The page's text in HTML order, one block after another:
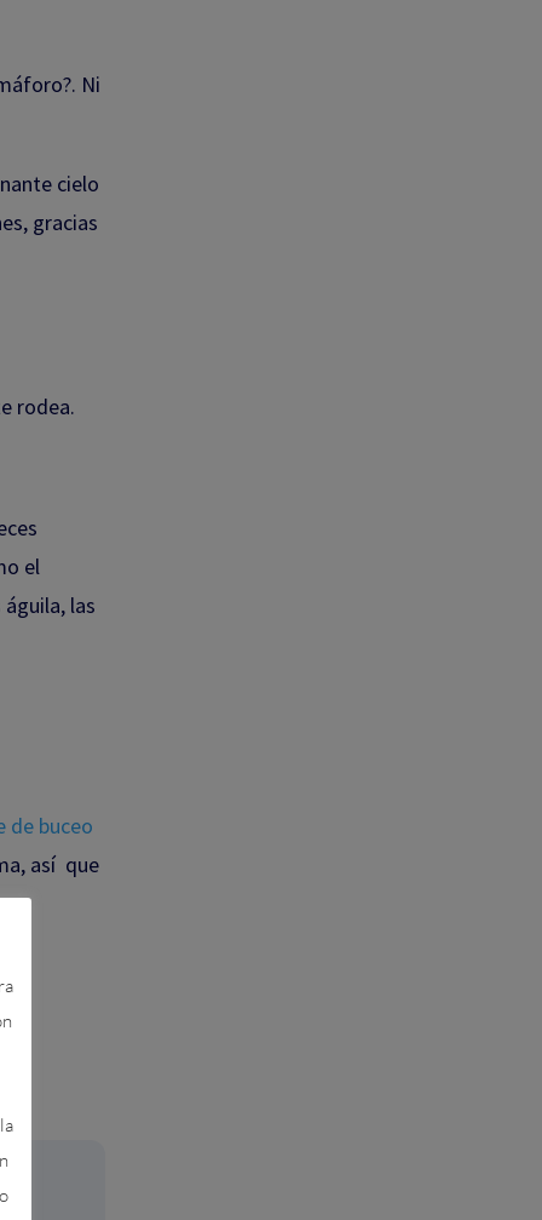
Ni
cielo
gracias
rodea.
el
las
de buceo
así que